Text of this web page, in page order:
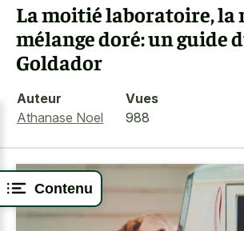
Contenu
La moitié laboratoire, la
mélange doré: un guide
Goldador
Auteur
Athanase Noel
Vues
988